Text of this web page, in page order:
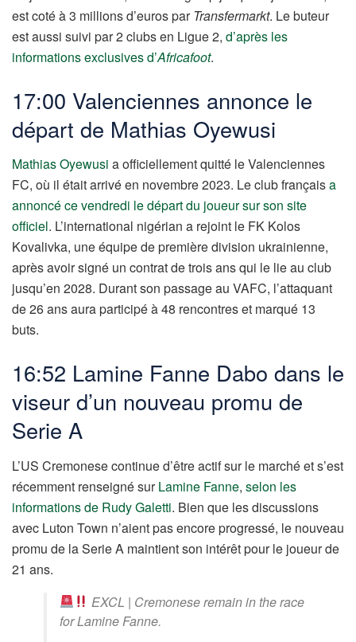
est coté à 3 millions d’euros parTransfermarkt. Le buteur
est aussi suivi par 2 clubs en Ligue 2, d’après les
informations exclusives d’Africafoot.
17:00 Valenciennes annonce le
départ de Mathias Oyewusi
Mathias Oyewusi a officiellement quitté le Valenciennes
FC, où il était arrivé en novembre 2023. Le club françaisa
annoncé ce vendredi le départ du joueur sur son site
officiel. L’international nigérian a rejoint le FK Kolos
Kovalivka, une équipe de première division ukrainienne,
après avoir signé un contrat de trois ans qui le lie au club
jusqu’en 2028. Durant son passage au VAFC, l’attaquant
de 26 ans aura participé à 48 rencontres et marqué 13
buts.
16:52 Lamine Fanne Dabo dans le
viseur d’un nouveau promu de
Serie A
L’US Cremonese continue d’être actif sur le marché et s’est
récemment renseigné surLamine Fanne, selon les
informations de Rudy Galetti. Bien que les discussions
avec Luton Town n’aient pas encore progressé, le nouveau
promu de la Serie A maintient son intérêt pour le joueur de
21 ans.
EXCL | Cremonese remain in the race
for Lamine Fanne.